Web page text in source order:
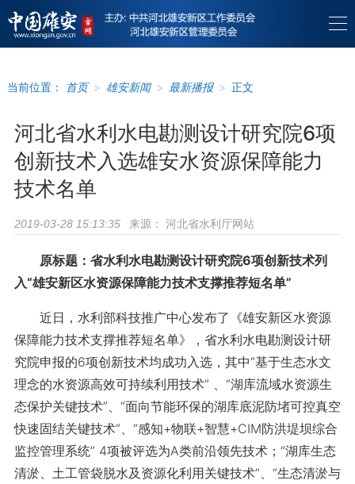
当前位置： 首页 > 雄安新闻 > 最新播报 > 正文
河北省水利水电勘测设计研究院6项
创新技术入选雄安水资源保障能力
技术名单
2019-03-28 15:13:35 来源： 河北省水利厅网站
原标题：省水利水电勘测设计研究院6项创新技术列
入“雄安新区水资源保障能力技术支撑推荐短名单”
近日，水利部科技推广中心发布了《雄安新区水资源
保障能力技术支撑推荐短名单》，省水利水电勘测设计研
究院申报的6项创新技术均成功入选，其中“基于生态水文
理念的水资源高效可持续利用技术” 、“湖库流域水资源生
态保护关键技术”、“面向节能环保的湖库底泥防堵可控真空
快速固结关键技术”、“感知+物联+智慧+CIM防洪堤坝综合
监控管理系统” 4项被评选为A类前沿领先技术；“湖库生态
清淤、土工管袋脱水及资源化利用关键技术”、“生态清淤与